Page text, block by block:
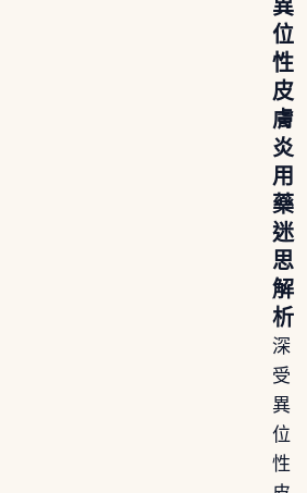
異
位
性
皮
膚
炎
用
藥
迷
思
解
析
深
受
異
位
性